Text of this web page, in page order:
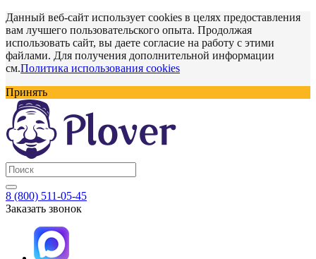
Данный веб-сайт использует cookies в целях предоставления
вам лучшего пользовательского опыта. Продолжая
использовать сайт, вы даете согласие на работу с этими
файлами. Для получения дополнительной информации
см.Политика использования cookies
Принять
8 (800) 511-05-45
Заказать звонок